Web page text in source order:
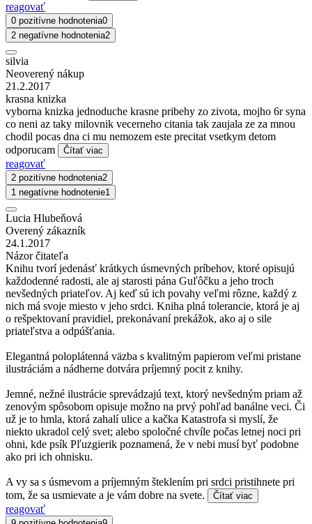
reagovať
0 pozitívne hodnotenia0
2 negatívne hodnotenia2
silvia
Neoverený nákup
21.2.2017
krasna knizka
vyborna knizka jednoduche krasne pribehy zo zivota, mojho 6r syna
co neni az taky milovnik vecerneho citania tak zaujala ze za mnou
chodil pocas dna ci mu nemozem este precitat vsetkym detom
odporucam
Čítať viac
reagovať
2 pozitívne hodnotenia2
1 negatívne hodnotenie1
Lucia Hlubeňová
Overený zákazník
24.1.2017
Názor čitateľa
Knihu tvorí jedenásť krátkych úsmevných príbehov, ktoré opisujú
každodenné radosti, ale aj starosti pána Guľôčku a jeho troch
nevšedných priateľov. Aj keď sú ich povahy veľmi rôzne, každý z
nich má svoje miesto v jeho srdci. Kniha plná tolerancie, ktorá je aj
o rešpektovaní pravidiel, prekonávaní prekážok, ako aj o sile
priateľstva a odpúšťania.
Elegantná poloplátenná väzba s kvalitným papierom veľmi pristane
ilustráciám a nádherne dotvára príjemný pocit z knihy.
Jemné, nežné ilustrácie sprevádzajú text, ktorý nevšedným priam až
zenovým spôsobom opisuje možno na prvý pohľad banálne veci. Či
už je to hmla, ktorá zahalí ulice a kačka Katastrofa si myslí, že
niekto ukradol celý svet; alebo spoločné chvíle počas letnej noci pri
ohni, kde psík Pľuzgierik poznamená, že v nebi musí byť podobne
ako pri ich ohnisku.
A vy sa s úsmevom a príjemným šteklením pri srdci pristihnete pri
tom, že sa usmievate a je vám dobre na svete.
Čítať viac
reagovať